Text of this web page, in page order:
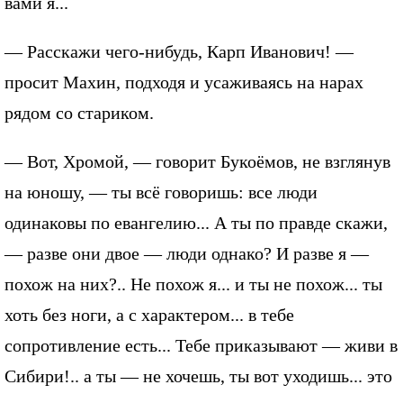
— Расскажи чего-нибудь, Карп Иванович! —
просит Махин, подходя и усаживаясь на нарах
рядом со стариком.
— Вот, Хромой, — говорит Букоёмов, не взглянув
на юношу, — ты всё говоришь: все люди
одинаковы по евангелию... А ты по правде скажи,
— разве они двое — люди однако? И разве я —
похож на них?.. Не похож я... и ты не похож... ты
хоть без ноги, а с характером... в тебе
сопротивление есть... Тебе приказывают — живи в
Сибири!.. а ты — не хочешь, ты вот уходишь... это